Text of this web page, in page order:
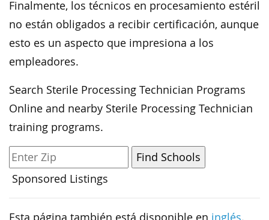
Finalmente, los técnicos en procesamiento estéril
no están obligados a recibir certificación, aunque
esto es un aspecto que impresiona a los
empleadores.
Search Sterile Processing Technician Programs
Online and nearby Sterile Processing Technician
training programs.
Sponsored Listings
Esta página también está disponible en inglés.